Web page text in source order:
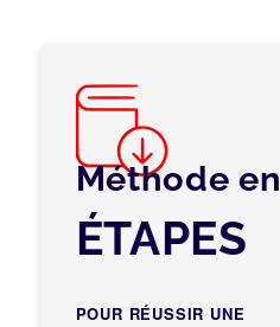
Méthode en
ÉTAPES
POUR RÉUSSIR UNE